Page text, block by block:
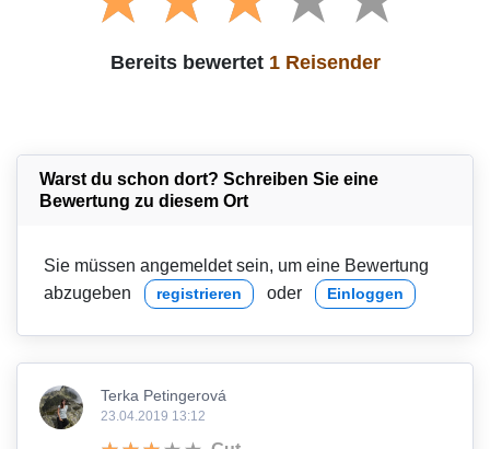
Bereits bewertet 1 Reisender
Warst du schon dort? Schreiben Sie eine
Bewertung zu diesem Ort
Sie müssen angemeldet sein, um eine Bewertung
abzugeben
registrieren oder Einloggen
Terka Petingerová
23.04.2019 13:12